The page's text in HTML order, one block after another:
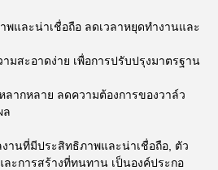
พและน่าเชื่อถือ ลดเวลาหยุดทํางานและ
มสะอาดง่าย เพื่อการปรับปรุงมาตรฐาน
ลากหลาย ลดความต้องการของวาล์ว
ล
านที่มีประสิทธิภาพและน่าเชื่อถือ, ตัว
ละการสร้างที่ทนทาน เป็นองค์ประกอ